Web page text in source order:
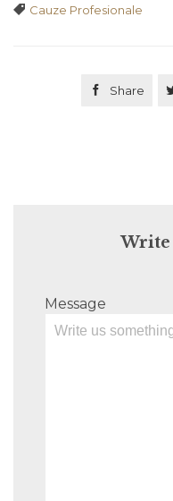
 Tags
Cauze Profesionale
 Share
Write
Message